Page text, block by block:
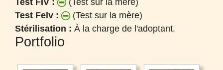
Test Felv :
(Test sur la mère)
Stérilisation : À la charge de l'adoptant.
Portfolio